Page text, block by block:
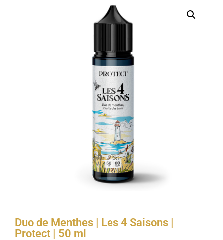
Duo de Menthes | Les 4 Saisons |
Protect | 50 ml